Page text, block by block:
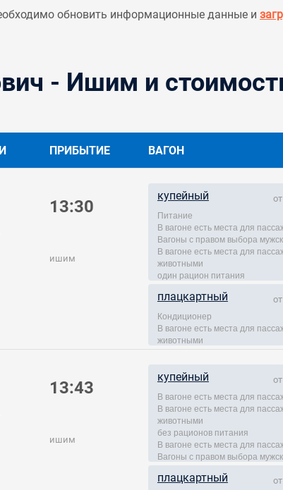
обновить информационные данные и
- Ишим и
ПРИБЫТИЕ ВАГОН
13:30
ишим
купейный
Питание
В вагоне есть места для
Вагоны с правом выбора
В вагоне есть места для
животными
один рацион питания
плацкартный от
Кондиционер
В вагоне есть места для
животными
13:43
ишим
купейный
В вагоне есть места для
В вагоне есть места для
животными
без рационов питания
В вагоне есть места для
Вагоны с правом выбора
плацкартный от